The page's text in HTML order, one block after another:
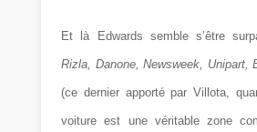
Et là Edwards semble s’être
Rizla, Danone, Newsweek, Unipart,
(ce dernier apporté par Villota,
voiture est une véritable zone